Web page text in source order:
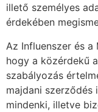
illető személyes
érdekében
Az Influenszer és
hogy a közérdekű
szabályozás
majdani szerződés
mindenki, illetve